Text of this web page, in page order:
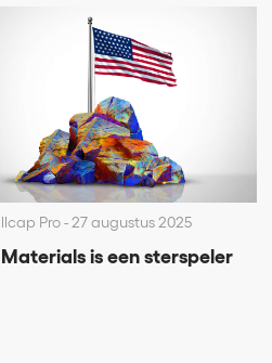
Pro 27 augustus 2025
Materials is een sterspeler